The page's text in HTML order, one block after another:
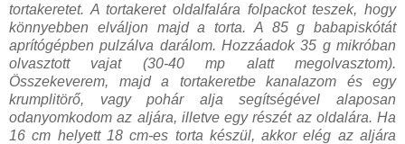
tortakeretet. A tortakeret oldalfalára folpackot teszek, hogy
könnyebben elváljon majd a torta. A 85 g babapiskótát
aprítógépben pulzálva darálom. Hozzáadok 35 g mikróban
olvasztott vajat (30-40 mp alatt megolvasztom).
Összekeverem, majd a tortakeretbe kanalazom és egy
krumplitörő, vagy pohár alja segítségével alaposan
odanyomkodom az aljára, illetve egy részét az oldalára. Ha
16 cm helyett 18 cm-es torta készül, akkor elég az aljára